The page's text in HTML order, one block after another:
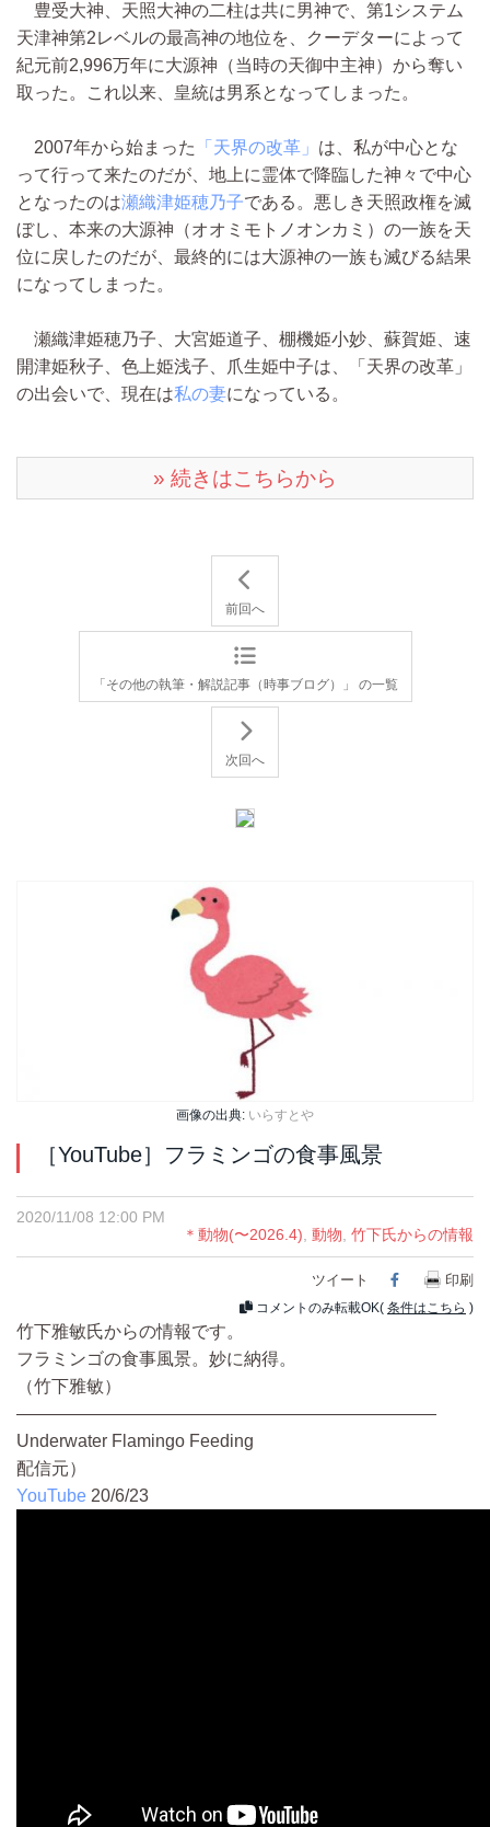
豊受大神、天照大神の二柱は共に男神で、第1システム
天津神第2レベルの最高神の地位を、クーデターによって
紀元前2,996万年に大源神（当時の天御中主神）から奪い
取った。これ以来、皇統は男系となってしまった。
2007年から始まった 「天界の改革」 は、私が中心とな
って行って来たのだが、地上に霊体で降臨した神々で中心
となったのは瀬織津姫穂乃子である。悪しき天照政権を滅
ぼし、本来の大源神（オオミモトノオンカミ）の一族を天
位に戻したのだが、最終的には大源神の一族も滅びる結果
になってしまった。
瀬織津姫穂乃子、大宮姫道子、棚機姫小妙、蘇賀姫、速
開津姫秋子、色上姫浅子、爪生姫中子は、「天界の改革」
の出会いで、現在は私の妻になっている。
» 続きはこちらから
前回へ
「その他の執筆・解説記事（時事ブログ）」 の一覧
次回へ
画像の出典: いらすとや
［YouTube］フラミンゴの食事風景
2020/11/08 12:00 PM
＊動物(〜2026.4) 動物 竹下氏からの情報
ツイート Facebook
印刷
コメントのみ転載OK( 条件はこちら )
竹下雅敏氏からの情報です。
フラミンゴの食事風景。妙に納得。
（竹下雅敏）
————————————————————————
Underwater Flamingo Feeding
配信元）
YouTube 20/6/23